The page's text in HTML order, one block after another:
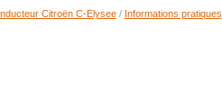
Citroën C-Elysee/ Informations pratiques